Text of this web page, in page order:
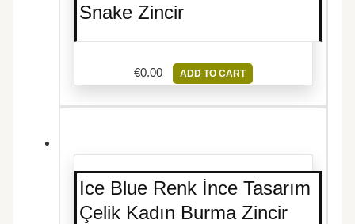
Snake Zincir
€0.00 ADD TO CART
Ice Blue Renk İnce Tasarım
Çelik Kadın Burma Zincir